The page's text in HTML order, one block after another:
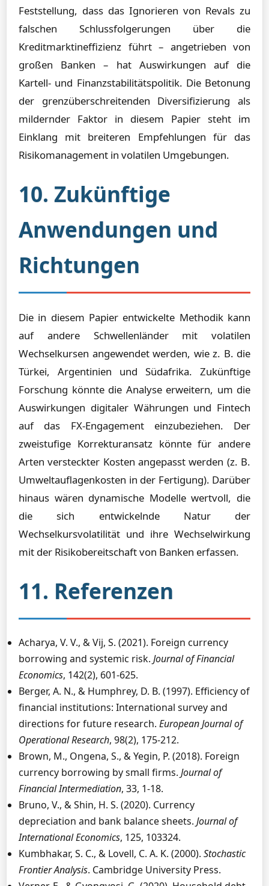
Feststellung, dass das Ignorieren von Revals zu
falschen Schlussfolgerungen über die
Kreditmarktineffizienz führt – angetrieben von
großen Banken – hat Auswirkungen auf die
Kartell- und Finanzstabilitätspolitik. Die Betonung
der grenzüberschreitenden Diversifizierung als
mildernder Faktor in diesem Papier steht im
Einklang mit breiteren Empfehlungen für das
Risikomanagement in volatilen Umgebungen.
10. Zukünftige
Anwendungen und
Richtungen
Die in diesem Papier entwickelte Methodik kann
auf andere Schwellenländer mit volatilen
Wechselkursen angewendet werden, wie z. B. die
Türkei, Argentinien und Südafrika. Zukünftige
Forschung könnte die Analyse erweitern, um die
Auswirkungen digitaler Währungen und Fintech
auf das FX-Engagement einzubeziehen. Der
zweistufige Korrekturansatz könnte für andere
Arten versteckter Kosten angepasst werden (z. B.
Umweltauflagenkosten in der Fertigung). Darüber
hinaus wären dynamische Modelle wertvoll, die
die sich entwickelnde Natur der
Wechselkursvolatilität und ihre Wechselwirkung
mit der Risikobereitschaft von Banken erfassen.
11. Referenzen
Acharya, V. V., & Vij, S. (2021). Foreign currency
borrowing and systemic risk. Journal of Financial
Economics, 142(2), 601-625.
Berger, A. N., & Humphrey, D. B. (1997). Efficiency of
financial institutions: International survey and
directions for future research. European Journal of
Operational Research, 98(2), 175-212.
Brown, M., Ongena, S., & Yegin, P. (2018). Foreign
currency borrowing by small firms. Journal of
Financial Intermediation, 33, 1-18.
Bruno, V., & Shin, H. S. (2020). Currency
depreciation and bank balance sheets. Journal of
International Economics, 125, 103324.
Kumbhakar, S. C., & Lovell, C. A. K. (2000). Stochastic
Frontier Analysis. Cambridge University Press.